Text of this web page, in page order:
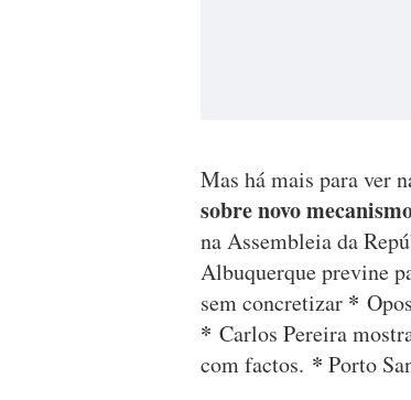
Mas há mais para ver
sobre novo
na Assembleia da
Albuquerque previne
sem concretizar *
* Carlos Pereira
com factos. * Porto